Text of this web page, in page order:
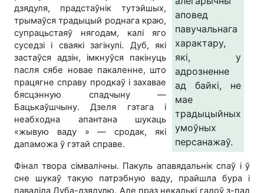
аповед
павучальнага
характару,
які, у
адрозненне
ад байкі, не
мае
традыцыйных
умоўных
персанажаў.
дзядуля, прадстаўнік тутэйшых,
трымаўся традыцый роднага краю,
супрацьстаяў нягодам, калі яго
суседзі і сваякі загінулі. Дуб, які
застаўся адзін, імкнуўся пакінуць
пасля сябе новае пакаленне, што
працягне справу продкаў і захавае
бясцэнную спадчыну —
Бацькаўшчыну. Дзеля гэтага і
неабходна апантана шукаць
«жывую ваду » — сродак, які
дапаможа ў гэтай справе.
Фінал твора сімвалічны. Пакуль апавядальнік спаў і ў
сне шукаў такую патрэбную ваду, прайшла бура і
паваліла Дуба-дзядулю. Але праз некалькі гадоў з-пад